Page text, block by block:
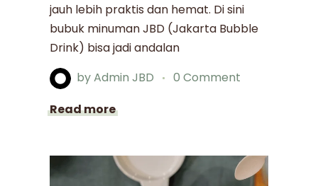
jauh lebih praktis dan hemat. Di sini
bubuk minuman JBD (Jakarta Bubble
Drink) bisa jadi andalan
byAdmin JBD
0 Comment
Read more